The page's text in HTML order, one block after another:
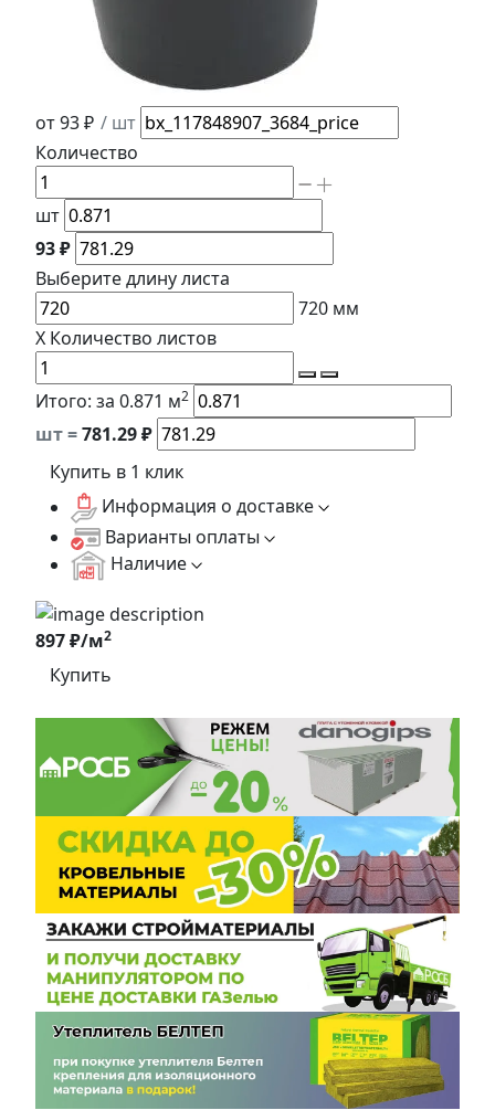
от 93 ₽ / шт
Количество
шт
93 ₽
Выберите длинулиста
720 мм
X Количество листов
Итого: за 0.871 м2
шт =781.29₽
Купить в 1 клик
Информация о доставке
Варианты оплаты
Наличие
897 ₽/м2
Купить